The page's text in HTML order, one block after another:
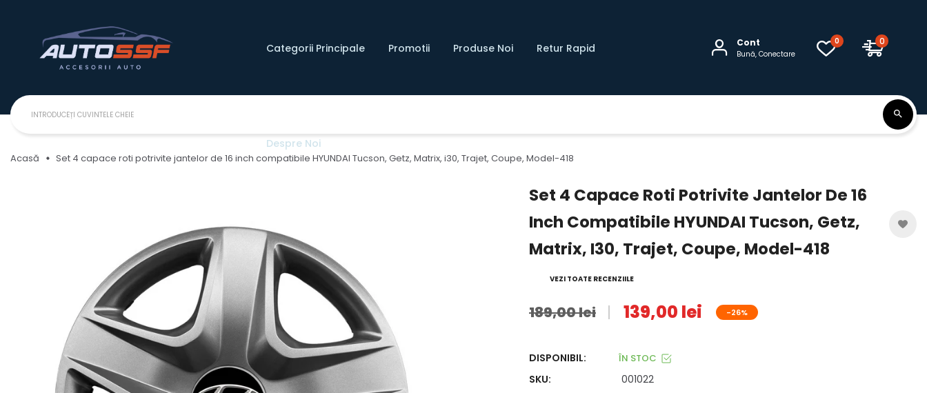
Categorii Principale Promotii Produse Noi Retur Rapid
Despre Noi
Cont
Bună, Conectare
0 0
Acasă Set 4 capace roti potrivite jantelor de 16 inch compatibile HYUNDAI Tucson, Getz, Matrix, i30, Trajet, Coupe, Model-418
Set 4 Capace Roti Potrivite Jantelor De 16
Inch Compatibile HYUNDAI Tucson, Getz,
Matrix, I30, Trajet, Coupe, Model-418
VEZI TOATE RECENZIILE
189,00 lei 139,00 lei -26%
DISPONIBIL: ÎN STOC
SKU: 001022